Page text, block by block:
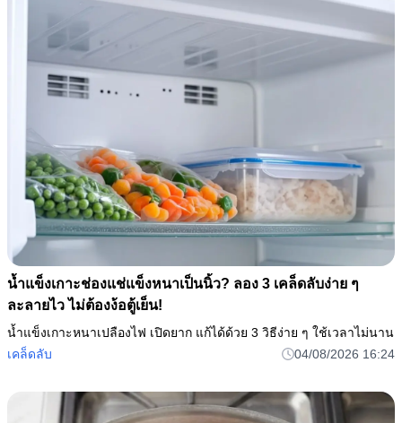
น้ำแข็งเกาะช่องแช่แข็งหนาเป็นนิ้ว? ลอง 3 เคล็ดลับง่าย ๆ
ละลายไว ไม่ต้องง้อตู้เย็น!
น้ำแข็งเกาะหนาเปลืองไฟ เปิดยาก แก้ได้ด้วย 3 วิธีง่าย ๆ ใช้เวลาไม่นาน
เคล็ดลับ
04/08/2026 16:24